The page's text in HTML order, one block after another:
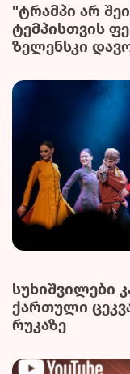
"ტრამპი არ
ტემპისთვის
ზელენსკი
სუხიშვილები
ქართული
რუკაზე